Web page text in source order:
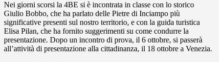
Nei giorni scorsi la 4BE si è incontrata in classe con lo storico
Giulio Bobbo, che ha parlato delle Pietre di Inciampo più
significative presenti sul nostro territorio, e con la guida turistica
Elisa Pilan, che ha fornito suggerimenti su come condurre la
presentazione. Dopo un incontro di prova, il 6 ottobre, si passerà
all’attività di presentazione alla cittadinanza, il 18 ottobre a Venezia.